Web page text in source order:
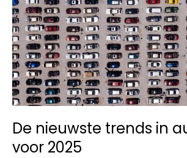
Volkswagen
Caddy
rolstoelauto
De nieuwste trends in
voor 2025